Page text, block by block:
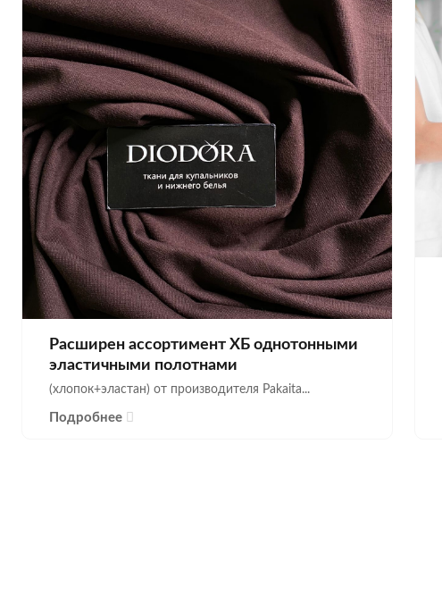
Расширен ассортимент ХБ однотонными
эластичными полотнами
(хлопок+эластан) от производителя Pakaita...
Подробнее